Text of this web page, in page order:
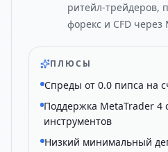
ритейл-трейдеров,
форекс и CFD через
ПЛЮСЫ
Спреды от 0.0 пипса на
Поддержка MetaTrader
инструментов
Низкий минимальный